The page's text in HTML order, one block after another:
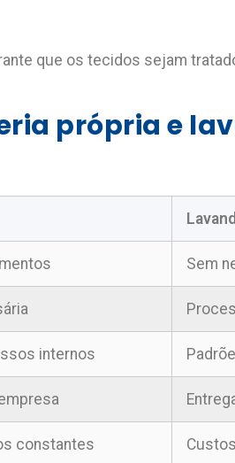
que os tecidos sejam
própria e
Sem
internos
constantes